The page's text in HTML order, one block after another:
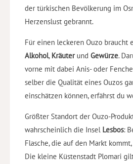
der türkischen Bevölkerung im
Herzenslust gebrannt.
Für einen leckeren Ouzo braucht
Alkohol, Kräuterund Gewürze.
vorne mit dabei Anis- oder
selber die Qualität eines Ouzos
einschätzen können, erfährst du
Größter Standort der Ouzo-
wahrscheinlich die Insel Lesbos:
Flasche, die auf den Markt
Die kleine Küstenstadt Plomari